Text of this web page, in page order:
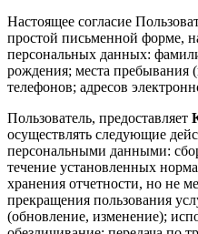
Настоящее согласие
простой письменной форме,
персональных данных:
рождения; места пребывания
телефонов; адресов
Пользователь, предоставляет
осуществлять следующие
персональными данными:
течение установленных
хранения отчетности, но не
прекращения пользования
(обновление, изменение);